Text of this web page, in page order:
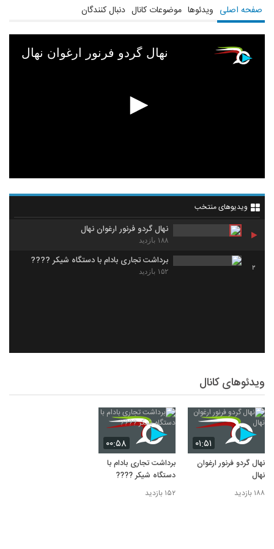
صفحه اصلی ویدئوها موضوعات کانال دنبال کنندگان
نهال گردو فرنور ارغوان نهال
ویدیوهای منتخب
نهال گردو فرنور ارغوان نهال
۱۸۸ بازدید
2
برداشت تجاری بادام با دستگاه شیکر ????
۱۵۲ بازدید
ویدئوهای کانال
۰۱:۵۱
نهال گردو فرنور ارغوان
نهال
۱۸۸ بازدید
۰۰:۵۸
برداشت تجاری بادام با
دستگاه شیکر ????
۱۵۲ بازدید